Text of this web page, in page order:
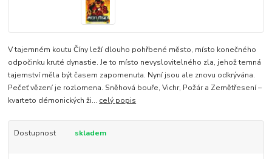
V tajemném koutu Číny leží dlouho pohřbené město, místo konečného
odpočinku kruté dynastie. Je to místo nevyslovitelného zla, jehož temná
tajemství měla být časem zapomenuta. Nyní jsou ale znovu odkrývána.
Pečeť vězení je rozlomena. Sněhová bouře, Vichr, Požár a Zemětřesení –
kvarteto démonických ži... celý popis
Dostupnost skladem